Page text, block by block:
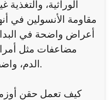
الوراثية،
مقاومة الأنسولين في
أعراض واضحة في
مضاعفات مثل
الدم، واضطرابات التمثيل الغذائي.
كيف تعمل حقن